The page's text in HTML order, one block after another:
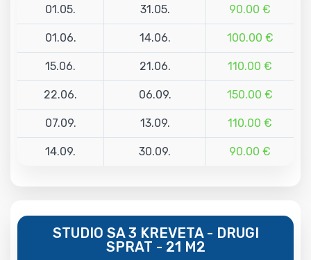
01.05. 31.05. 90.00 €
01.06. 14.06. 100.00 €
15.06. 21.06. 110.00 €
22.06. 06.09. 150.00 €
07.09. 13.09. 110.00 €
14.09. 30.09. 90.00 €
STUDIO SA 3 KREVETA - DRUGI
SPRAT - 21 M2